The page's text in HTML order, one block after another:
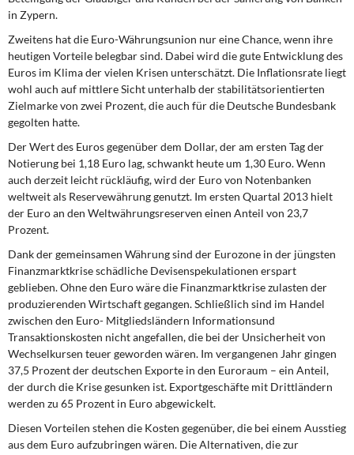
in Zypern.
Zweitens hat die Euro-Währungsunion nur eine Chance, wenn ihre
heutigen Vorteile belegbar sind. Dabei wird die gute Entwicklung des
Euros im Klima der vielen Krisen unterschätzt. Die Inflationsrate liegt
wohl auch auf mittlere Sicht unterhalb der stabilitätsorientierten
Zielmarke von zwei Prozent, die auch für die Deutsche Bundesbank
gegolten hatte.
Der Wert des Euros gegenüber dem Dollar, der am ersten Tag der
Notierung bei 1,18 Euro lag, schwankt heute um 1,30 Euro. Wenn
auch derzeit leicht rückläufig, wird der Euro von Notenbanken
weltweit als Reservewährung genutzt. Im ersten Quartal 2013 hielt
der Euro an den Weltwährungsreserven einen Anteil von 23,7
Prozent.
Dank der gemeinsamen Währung sind der Eurozone in der jüngsten
Finanzmarktkrise schädliche Devisenspekulationen erspart
geblieben. Ohne den Euro wäre die Finanzmarktkrise zulasten der
produzierenden Wirtschaft gegangen. Schließlich sind im Handel
zwischen den Euro- Mitgliedsländern Informationsund
Transaktionskosten nicht angefallen, die bei der Unsicherheit von
Wechselkursen teuer geworden wären. Im vergangenen Jahr gingen
37,5 Prozent der deutschen Exporte in den Euroraum – ein Anteil,
der durch die Krise gesunken ist. Exportgeschäfte mit Drittländern
werden zu 65 Prozent in Euro abgewickelt.
Diesen Vorteilen stehen die Kosten gegenüber, die bei einem Ausstieg
aus dem Euro aufzubringen wären. Die Alternativen, die zur